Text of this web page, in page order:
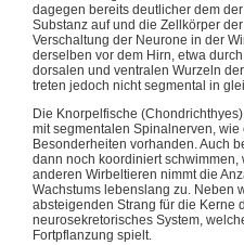
dagegen bereits deutlicher dem
Substanz auf und die Zellkörper
Verschaltung der Neurone in der
derselben vor dem Hirn, etwa
dorsalen und ventralen Wurzeln
treten jedoch nicht segmental in
Die Knorpelfische
mit segmentalen Spinalnerven,
Besonderheiten vorhanden. Auch
dann noch koordiniert
anderen Wirbeltieren nimmt die
Wachstums lebenslang zu. Neben
absteigenden Strang für die Kerne
neurosekretorisches System,
Fortpflanzung spielt.